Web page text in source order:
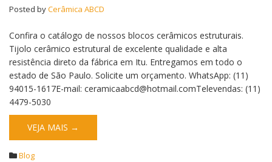
Posted byCerâmica ABCD
Confira o catálogo de nossos blocos cerâmicos estruturais.
Tijolo cerâmico estrutural de excelente qualidade e alta
resistência direto da fábrica em Itu. Entregamos em todo o
estado de São Paulo. Solicite um orçamento. WhatsApp: (11)
94015-1617E-mail: ceramicaabcd@hotmail.comTelevendas: (11)
4479-5030
VEJA MAIS →
Blog